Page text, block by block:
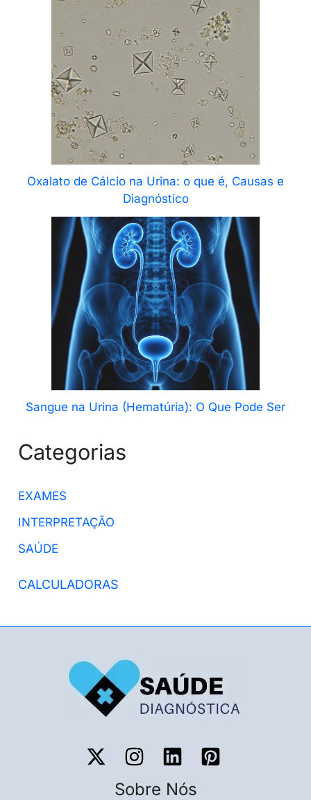
Oxalato de Cálcio na Urina: o que é, Causas e
Diagnóstico
Sangue na Urina (Hematúria): O Que Pode Ser
Categorias
EXAMES
INTERPRETAÇÃO
SAÚDE
CALCULADORAS
Sobre Nós